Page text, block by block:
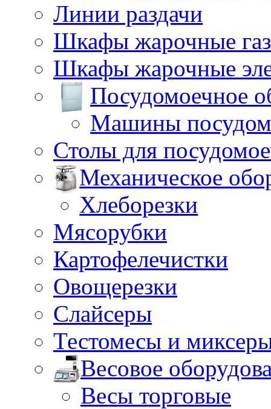
Линии раздачи
Шкафы жарочные
Шкафы жарочные
Посудомоечное
Машины
Столы для
Механическое
Хлеборезки
Мясорубки
Картофелечистки
Овощерезки
Слайсеры
Тестомесы и
Весовое
Весы торговые